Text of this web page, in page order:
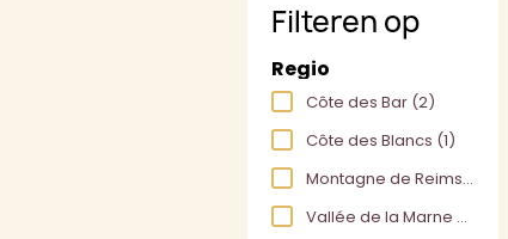
Filteren op
Regio
Côte des Bar (2)
Côte des Blancs (1)
Montagne de Reims(4)
Vallée de la Marne
(3)